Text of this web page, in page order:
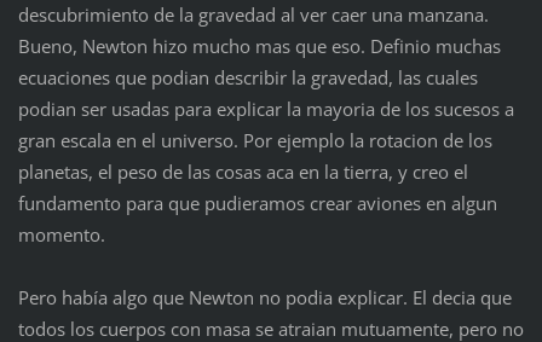
descubrimiento de la gravedad al ver caer una manzana.
Bueno, Newton hizo mucho mas que eso. Definio muchas
ecuaciones que podian describir la gravedad, las cuales
podian ser usadas para explicar la mayoria de los sucesos a
gran escala en el universo. Por ejemplo la rotacion de los
planetas, el peso de las cosas aca en la tierra, y creo el
fundamento para que pudieramos crear aviones en algun
momento.
Pero había algo que Newton no podia explicar. El decia que
todos los cuerpos con masa se atraian mutuamente, pero no